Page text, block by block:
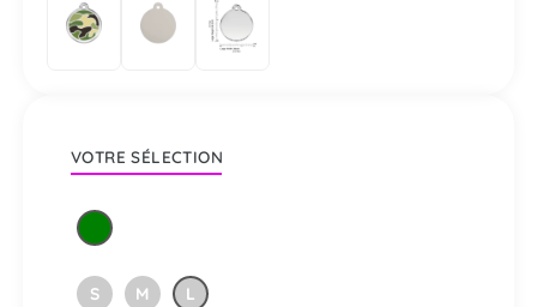
VOTRE SÉLECTION
S M L